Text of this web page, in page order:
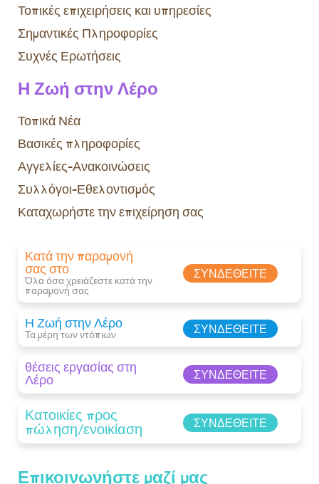
Επικοινωνήστε μαζί μας
Τοπικές επιχειρήσεις και υπηρεσίες
Σημαντικές Πληροφορίες
Συχνές Ερωτήσεις
Η Ζωή στην Λέρο
Τοπικά Νέα
Βασικές πληροφορίες
Αγγελίες-Ανακοινώσεις
Συλλόγοι-Εθελοντισμός
Καταχωρήστε την επιχείρηση σας
Κατά την παραμονή
σας στο
Όλα όσα χρειάζεστε κατά την
παραμονή σας​
ΣΥΝΔΕΘΕΊΤΕ
Η Ζωή στην Λέρο
Τα μέρη των ντόπιων ΣΥΝΔΕΘΕΊΤΕ
θέσεις εργασίας στη
Λέρο ΣΥΝΔΕΘΕΊΤΕ
Κατοικίες προς
πώληση/ενοικίαση ΣΥΝΔΕΘΕΊΤΕ